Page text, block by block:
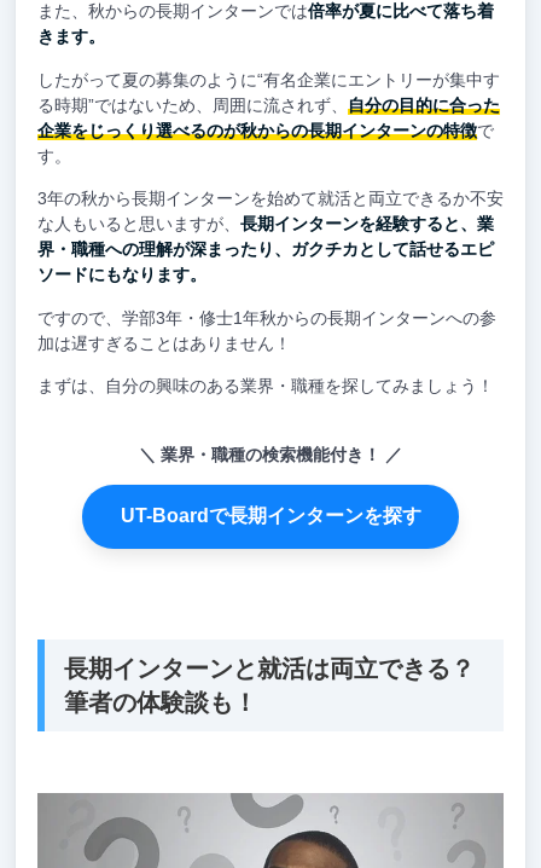
また、秋からの長期インターンでは倍率が夏に比べて落ち着
きます。
したがって夏の募集のように“有名企業にエントリーが集中す
る時期”ではないため、周囲に流されず、 自分の目的に合った
企業をじっくり選べるのが秋からの長期インターンの特徴で
す。
3年の秋から長期インターンを始めて就活と両立できるか不安
な人もいると思いますが、 長期インターンを経験すると、業
界・職種への理解が深まったり、ガクチカとして話せるエピ
ソードにもなります。
ですので、学部3年・修士1年秋からの長期インターンへの参
加は遅すぎることはありません！
まずは、自分の興味のある業界・職種を探してみましょう！
業界・職種の検索機能付き！
UT-Boardで長期インターンを探す
長期インターンと就活は両立できる？
筆者の体験談も！